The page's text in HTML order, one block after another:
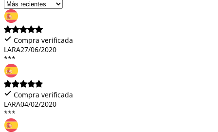
Compra verificada
LARA27/06/2020
***
Compra verificada
LARA04/02/2020
***